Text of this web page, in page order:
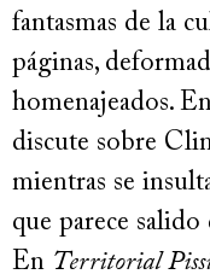
fantasmas de la
páginas,
homenajeados.
discute sobre
mientras se
que parece
En Territorial